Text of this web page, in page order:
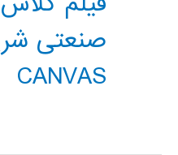
صنعتی
CANVAS